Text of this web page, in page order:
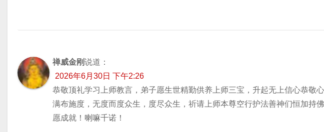
禅威金刚说道：
2026年6月30日 下午2:26
恭敬顶礼学习上师教言，弟子愿生世精勤供养上师三宝，升起无上信心恭敬
满布施度，无度而度众生，度尽众生，祈请上师本尊空行护法善神们恒加持
愿成就！喇嘛千诺！